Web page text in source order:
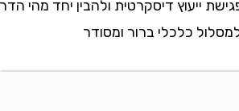
דיסקרטית ולהבין יחד מהי הדרך
כלכלי ברור ומסודר